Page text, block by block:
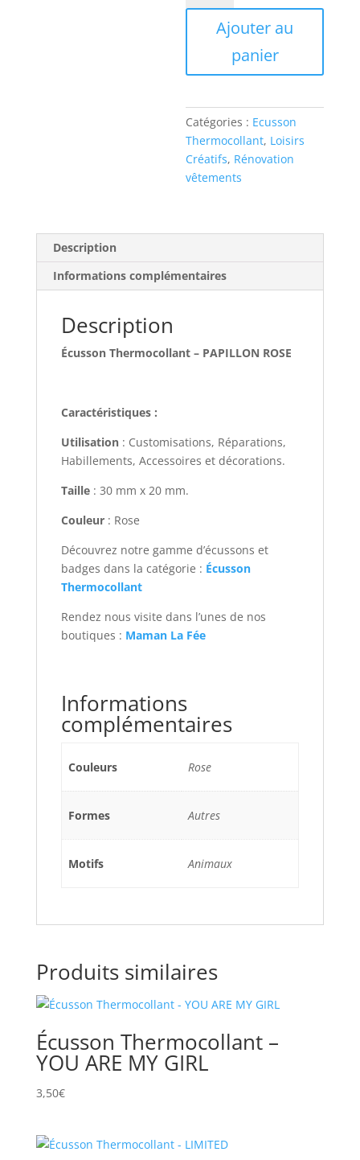
Écusson
Thermocollant
PAPILLON
Ajouter au
panier
Catégories : Ecusson
Thermocollant, Loisirs
Créatifs, Rénovation
vêtements
Description
Informations complémentaires
Description
Écusson Thermocollant – PAPILLON ROSE
Caractéristiques :
Utilisation: Customisations, Réparations,
Habillements, Accessoires et décorations.
Taille: 30 mm x 20 mm.
Couleur: Rose
Découvrez notre gamme d’écussons et
badges dans la catégorie : Écusson
Thermocollant
Rendez nous visite dans l’unes de nos
boutiques : Maman La Fée
Informations
complémentaires
Couleurs Rose
Formes Autres
Motifs Animaux
Produits similaires
Écusson Thermocollant –
YOU ARE MY GIRL
3,50€